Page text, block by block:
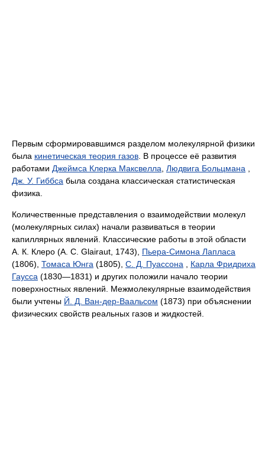
Первым сформировавшимся разделом молекулярной физики
была кинетическая теория газов . В процессе её развития
работами Джеймса Клерка Максвелла Людвига Больцмана
Дж. У. Гиббса была создана классическая статистическая
физика.
Количественные представления о взаимодействии молекул
(молекулярных силах) начали развиваться в теории
капиллярных явлений. Классические работы в этой области
А. К. Клеро (А. С. Glairaut, 1743), Пьера-Симона Лапласа
(1806), Томаса Юнга (1805), С. Д. Пуассона
Карла Фридриха
Гаусса (1830—1831) и других положили начало теории
поверхностных явлений. Межмолекулярные взаимодействия
были учтены Й. Д. Ван-дер-Ваальсом (1873) при объяснении
физических свойств реальных газов и жидкостей.